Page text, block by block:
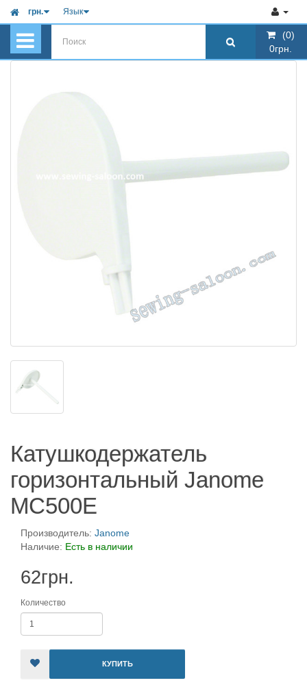
грн. Язык
(0)
0грн.
Катушкодержатель
горизонтальный Janome
MC500E
Производитель: Janome
Наличие: Есть в наличии
62грн.
Количество
КУПИТЬ